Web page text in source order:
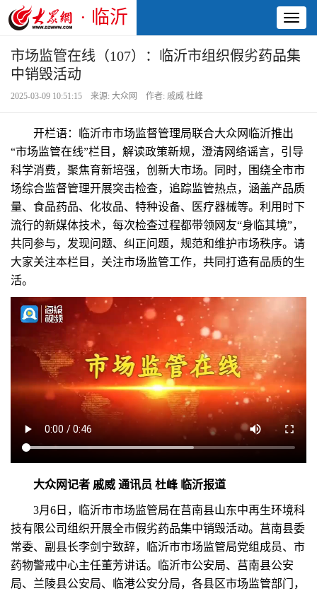
· 临沂
市场监管在线（107）：临沂市组织假劣药品集
中销毁活动
2025-03-09 10:51:15 来源: 大众网 作者: 戚威 杜峰
开栏语：临沂市市场监督管理局联合大众网临沂推出
“市场监管在线”栏目，解读政策新规，澄清网络谣言，引导
科学消费，聚焦育新培强，创新大市场。同时，围绕全市市
场综合监督管理开展突击检查，追踪监管热点，涵盖产品质
量、食品药品、化妆品、特种设备、医疗器械等。利用时下
流行的新媒体技术，每次检查过程都带领网友“身临其境”，
共同参与，发现问题、纠正问题，规范和维护市场秩序。请
大家关注本栏目，关注市场监管工作，共同打造有品质的生
活。
大众网记者 戚威 通讯员 杜峰 临沂报道
3月6日，临沂市市场监管局在莒南县山东中再生环境科
技有限公司组织开展全市假劣药品集中销毁活动。莒南县委
常委、副县长李剑宁致辞，临沂市市场监管局党组成员、市
药物警戒中心主任董芳讲话。临沂市公安局、莒南县公安
局、兰陵县公安局、临港公安分局，各县区市场监管部门，